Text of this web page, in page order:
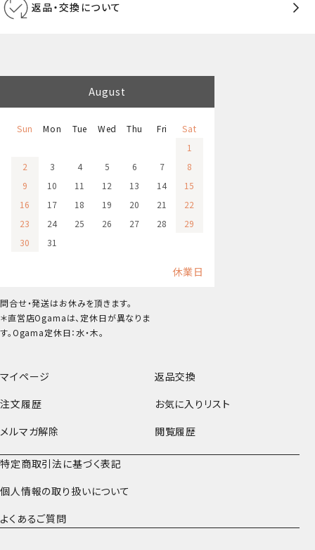
返品・交換について
マイページ
返品交換
注文履歴
お気に入りリスト
メルマガ解除
閲覧履歴
特定商取引法に基づく表記
個人情報の取り扱いについて
よくあるご質問
August
Sun Mon Tue Wed Thu Fri
Sat
1
2
3 4 5 6 7
8
9
10 11 12 13 14
15
16
17 18 19 20 21
22
23
24 25 26 27 28
29
30
31
休業日
問合せ・発送はお休みを頂きます。
＊直営店Ogamaは、定休日が異なりま
す。Ogama定休日：水・木。